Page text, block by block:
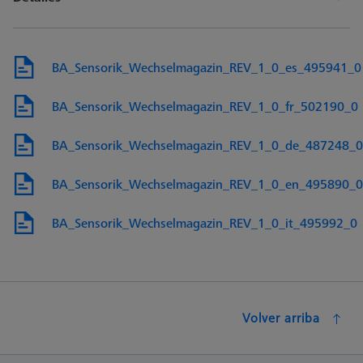
BA_Sensorik_Wechselmagazin_REV_1_0_es_495941_0
BA_Sensorik_Wechselmagazin_REV_1_0_fr_502190_0
BA_Sensorik_Wechselmagazin_REV_1_0_de_487248_0
BA_Sensorik_Wechselmagazin_REV_1_0_en_495890_0
BA_Sensorik_Wechselmagazin_REV_1_0_it_495992_0
Volver arriba